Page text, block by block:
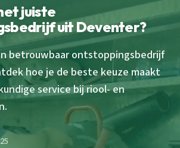
juiste
uit Deventer?
betrouwbaar ontstoppingsbedrijf
hoe je de beste keuze maakt
service bij riool- en